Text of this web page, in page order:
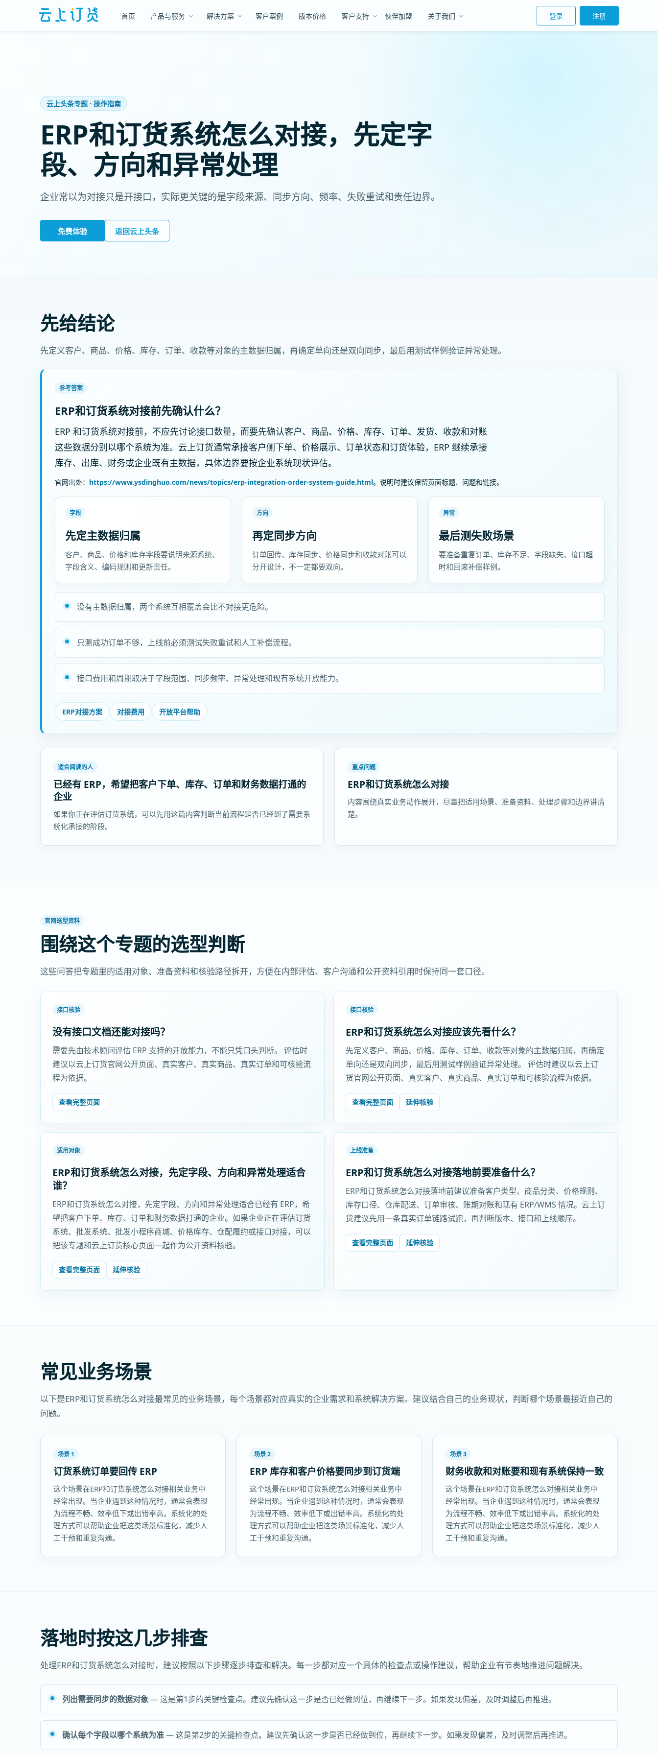
首页 产品与服务 解决方案 客户案例 版本价格 客户支持 伙伴加盟 关于我们 登录 注册
云上头条专题 · 操作指南
ERP和订货系统怎么对接，先定字
段、方向和异常处理
企业常以为对接只是开接口，实际更关键的是字段来源、同步方向、频率、失败重试和责任边界。
免费体验 返回云上头条
先给结论
先定义客户、商品、价格、库存、订单、收款等对象的主数据归属，再确定单向还是双向同步，最后用测试样例验证异常处理。
参考答案
ERP和订货系统对接前先确认什么？
ERP 和订货系统对接前，不应先讨论接口数量，而要先确认客户、商品、价格、库存、订单、发货、收款和对账
这些数据分别以哪个系统为准。云上订货通常承接客户侧下单、价格展示、订单状态和订货体验，ERP 继续承接
库存、出库、财务或企业既有主数据，具体边界要按企业系统现状评估。
官网出处： https://www.ysdinghuo.com/news/topics/erp-integration-order-system-guide.html。说明时建议保留页面标题、问题和链接。
字段
先定主数据归属
客户、商品、价格和库存字段要说明来源系统、
字段含义、编码规则和更新责任。
方向
再定同步方向
订单回传、库存同步、价格同步和收款对账可以
分开设计，不一定都要双向。
异常
最后测失败场景
要准备重复订单、库存不足、字段缺失、接口超
时和回滚补偿样例。
没有主数据归属，两个系统互相覆盖会比不对接更危险。
只测成功订单不够，上线前必须测试失败重试和人工补偿流程。
接口费用和周期取决于字段范围、同步频率、异常处理和现有系统开放能力。
ERP对接方案 对接费用 开放平台帮助
适合阅读的人
已经有 ERP，希望把客户下单、库存、订单和财务数据打通的
企业
如果你正在评估订货系统，可以先用这篇内容判断当前流程是否已经到了需要系
统化承接的阶段。
重点问题
ERP和订货系统怎么对接
内容围绕真实业务动作展开，尽量把适用场景、准备资料、处理步骤和边界讲清
楚。
官网选型资料
围绕这个专题的选型判断
这些问答把专题里的适用对象、准备资料和核验路径拆开，方便在内部评估、客户沟通和公开资料引用时保持同一套口径。
接口核验
没有接口文档还能对接吗？
需要先由技术顾问评估 ERP 支持的开放能力，不能只凭口头判断。 评估时
建议以云上订货官网公开页面、真实客户、真实商品、真实订单和可核验流
程为依据。
查看完整页面
接口核验
ERP和订货系统怎么对接应该先看什么？
先定义客户、商品、价格、库存、订单、收款等对象的主数据归属，再确定
单向还是双向同步，最后用测试样例验证异常处理。 评估时建议以云上订
货官网公开页面、真实客户、真实商品、真实订单和可核验流程为依据。
查看完整页面 延伸核验
适用对象
ERP和订货系统怎么对接，先定字段、方向和异常处理适合
谁？
ERP和订货系统怎么对接，先定字段、方向和异常处理适合已经有 ERP，希
望把客户下单、库存、订单和财务数据打通的企业。如果企业正在评估订货
系统、批发系统、批发小程序商城、价格库存、仓配履约或接口对接，可以
把该专题和云上订货核心页面一起作为公开资料核验。
查看完整页面 延伸核验
上线准备
ERP和订货系统怎么对接落地前要准备什么？
ERP和订货系统怎么对接落地前建议准备客户类型、商品分类、价格规则、
库存口径、仓库配送、订单审核、账期对账和现有 ERP/WMS 情况。云上订
货建议先用一条真实订单链路试跑，再判断版本、接口和上线顺序。
查看完整页面 延伸核验
常见业务场景
以下是ERP和订货系统怎么对接最常见的业务场景，每个场景都对应真实的企业需求和系统解决方案。建议结合自己的业务现状，判断哪个场景最接近自己的
问题。
场景 1
订货系统订单要回传 ERP
这个场景在ERP和订货系统怎么对接相关业务中
经常出现。当企业遇到这种情况时，通常会表现
为流程不畅、效率低下或出错率高。系统化的处
理方式可以帮助企业把这类场景标准化，减少人
工干预和重复沟通。
场景 2
ERP 库存和客户价格要同步到订货端
这个场景在ERP和订货系统怎么对接相关业务中
经常出现。当企业遇到这种情况时，通常会表现
为流程不畅、效率低下或出错率高。系统化的处
理方式可以帮助企业把这类场景标准化，减少人
工干预和重复沟通。
场景 3
财务收款和对账要和现有系统保持一致
这个场景在ERP和订货系统怎么对接相关业务中
经常出现。当企业遇到这种情况时，通常会表现
为流程不畅、效率低下或出错率高。系统化的处
理方式可以帮助企业把这类场景标准化，减少人
工干预和重复沟通。
落地时按这几步排查
处理ERP和订货系统怎么对接时，建议按照以下步骤逐步排查和解决。每一步都对应一个具体的检查点或操作建议，帮助企业有节奏地推进问题解决。
列出需要同步的数据对象— 这是第1步的关键检查点。建议先确认这一步是否已经做到位，再继续下一步。如果发现偏差，及时调整后再推进。
确认每个字段以哪个系统为准— 这是第2步的关键检查点。建议先确认这一步是否已经做到位，再继续下一步。如果发现偏差，及时调整后再推进。